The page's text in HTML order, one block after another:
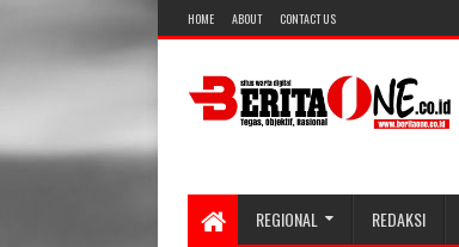
HOME ABOUT CONTACT US
REGIONAL REDAKSI